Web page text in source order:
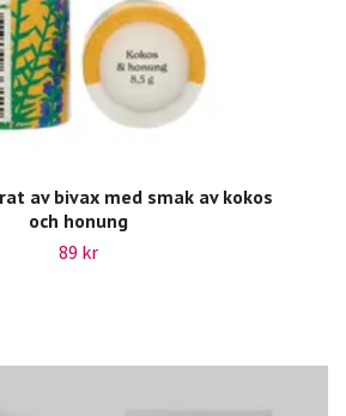
av bivax med smak av kokos
och honung
89 kr